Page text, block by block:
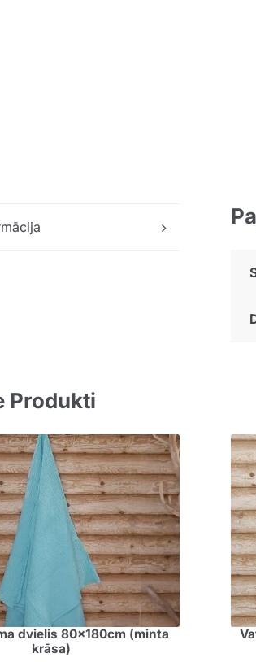
Produkti
dvielis 80x180cm (minta
krāsa)